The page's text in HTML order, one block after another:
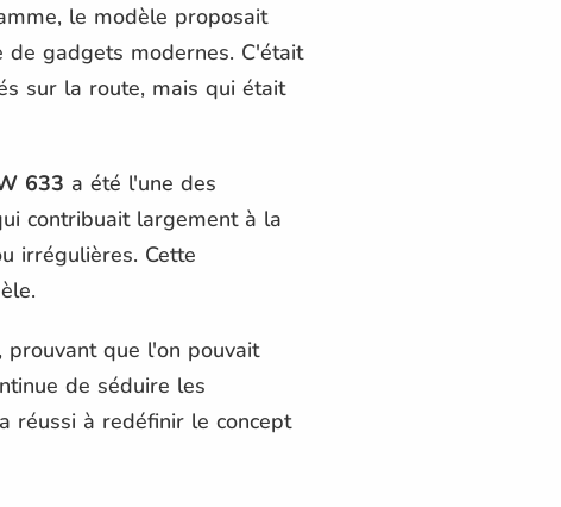
le modèle proposait
gadgets modernes. C'était
sur la route, mais qui était
633 a été l'une des
contribuait largement à la
irrégulières. Cette
que l'on pouvait
de séduire les
réussi à redéfinir le concept